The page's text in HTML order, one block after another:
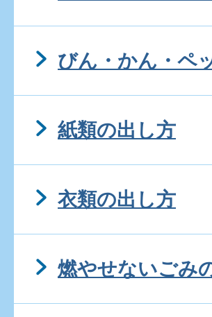
びん・かん・ペ
紙類の出し方
衣類の出し方
燃やせないごみ